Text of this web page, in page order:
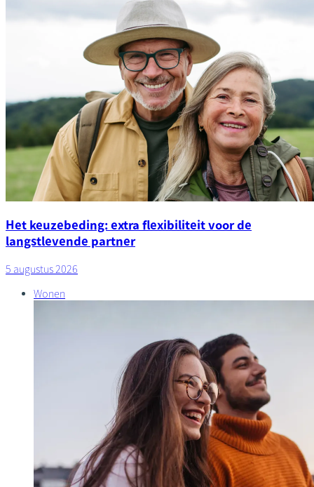
Het keuzebeding: extra flexibiliteit voor de
langstlevende partner
5 augustus 2026
Wonen